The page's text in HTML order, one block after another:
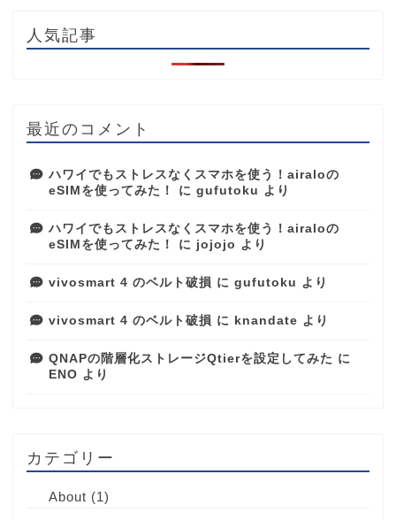
人気記事
最近のコメント
ハワイでもストレスなくスマホを使う！airaloの
eSIMを使ってみた！
に gufutoku より
ハワイでもストレスなくスマホを使う！airaloの
eSIMを使ってみた！
に jojojo より
vivosmart 4 のベルト破損 に gufutoku より
vivosmart 4 のベルト破損 に knandate より
QNAPの階層化ストレージQtierを設定してみた に
ENO より
カテゴリー
About (1)